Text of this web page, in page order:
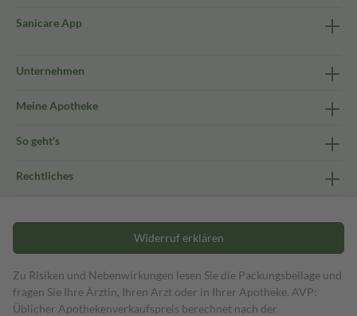
Sanicare App
Unternehmen
Meine Apotheke
So geht's
Rechtliches
Widerruf erklären
Zu Risiken und Nebenwirkungen lesen Sie die Packungsbeilage und
fragen Sie Ihre Ärztin, Ihren Arzt oder in Ihrer Apotheke. AVP:
Üblicher Apothekenverkaufspreis berechnet nach der